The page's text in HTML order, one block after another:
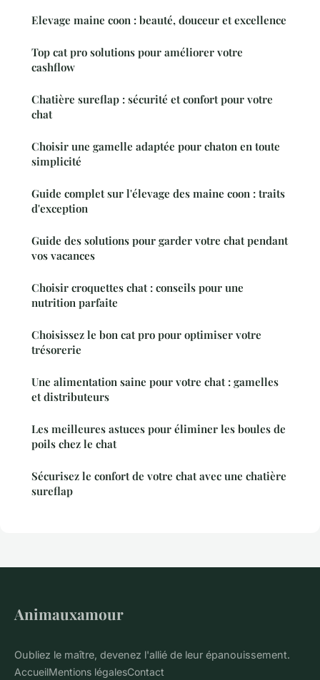
Elevage maine coon : beauté, douceur et excellence
Top cat pro solutions pour améliorer votre
cashflow
Chatière sureflap : sécurité et confort pour votre
chat
Choisir une gamelle adaptée pour chaton en toute
simplicité
Guide complet sur l'élevage des maine coon : traits
d'exception
Guide des solutions pour garder votre chat pendant
vos vacances
Choisir croquettes chat : conseils pour une
nutrition parfaite
Choisissez le bon cat pro pour optimiser votre
trésorerie
Une alimentation saine pour votre chat : gamelles
et distributeurs
Les meilleures astuces pour éliminer les boules de
poils chez le chat
Sécurisez le confort de votre chat avec une chatière
sureflap
Animauxamour
Oubliez le maître, devenez l'allié de leur épanouissement.
AccueilMentions légalesContact